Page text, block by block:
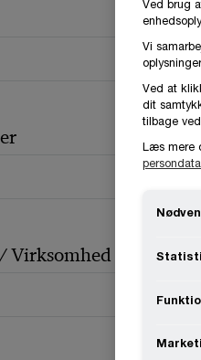
Virksomhed
Ved brug
Vi
Ved at
dit
tilbage
Læs mere